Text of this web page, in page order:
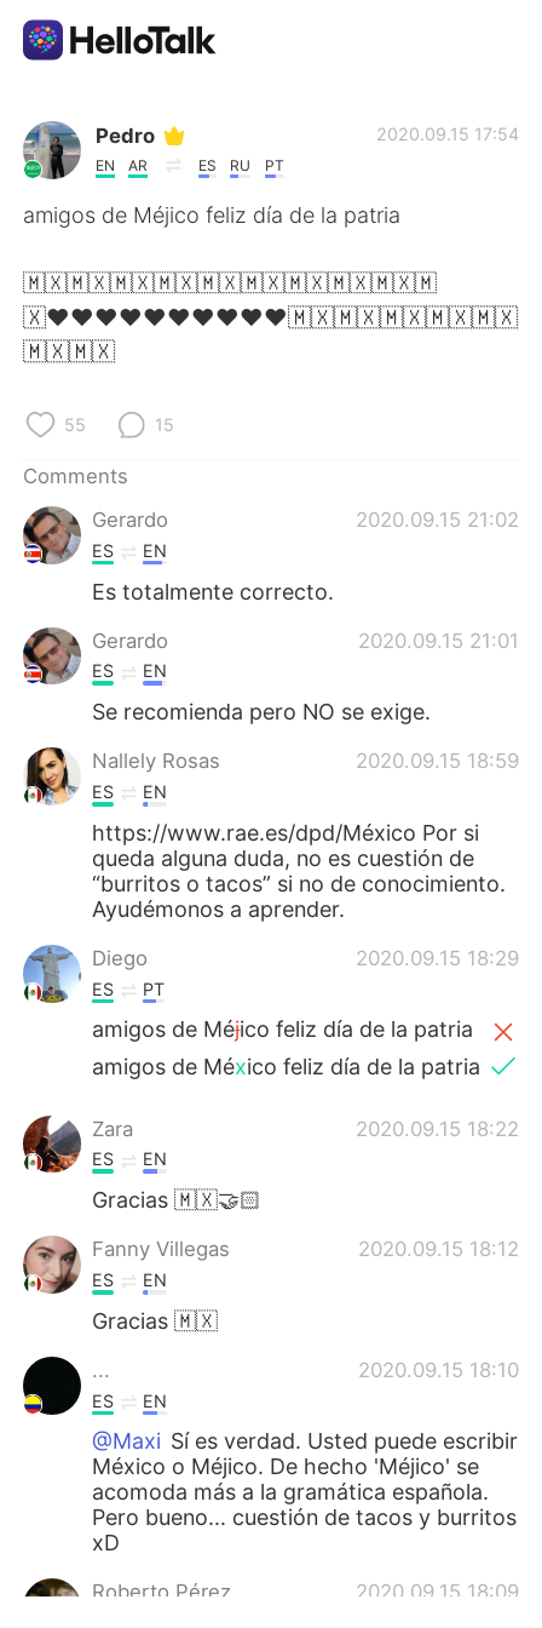
Language Exchange App
AI Grammar Checker
简体中文
Español
Français
日本語
Indonesia
Tiếng Việt
Português
Pedro
EN AR ES RU PT
2020.09.15 17:54
amigos de Méjico feliz día de la patria
🇲🇽🇲🇽🇲🇽🇲🇽🇲🇽🇲🇽🇲🇽🇲🇽🇲🇽🇲
🇽♥️♥️♥️♥️♥️♥️♥️♥️♥️♥️🇲🇽🇲🇽🇲🇽🇲🇽🇲🇽
🇲🇽🇲🇽
55 15
Comments
Gerardo
2020.09.15 21:02
ES EN
Es totalmente correcto.
Gerardo 2020.09.15 21:01
ES EN
Se recomienda pero NO se exige.
Nallely Rosas 2020.09.15 18:59
ES EN
https://www.rae.es/dpd/México Por si
queda alguna duda, no es cuestión de
“burritos o tacos” si no de conocimiento.
Ayudémonos a aprender.
Diego 2020.09.15 18:29
ES PT
amigos de Méjico feliz día de la patria
amigos de México feliz día de la patria
Zara 2020.09.15 18:22
ES EN
Gracias 🇲🇽🤝🏻
Fanny Villegas 2020.09.15 18:12
ES EN
Gracias 🇲🇽
... 2020.09.15 18:10
ES EN
@Maxi Sí es verdad. Usted puede escribir
México o Méjico. De hecho 'Méjico' se
acomoda más a la gramática española.
Pero bueno... cuestión de tacos y burritos
xD
Roberto Pérez 2020.09.15 18:09